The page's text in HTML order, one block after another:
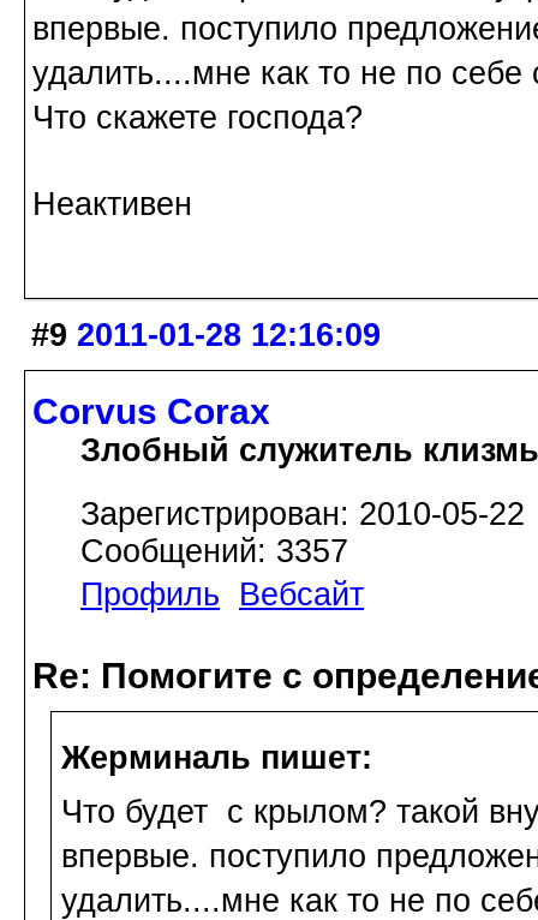
впервые. поступило
удалить....мне как то не по
Что скажете господа?
Неактивен
#9 2011-01-28 12:16:09
Corvus Corax
Злобный служитель
Зарегистрирован: 2010-05-22
Сообщений: 3357
Профиль
Вебсайт
Re: Помогите с
Жерминаль пишет:
Что будет с крылом? такой
впервые. поступило
удалить....мне как то не по